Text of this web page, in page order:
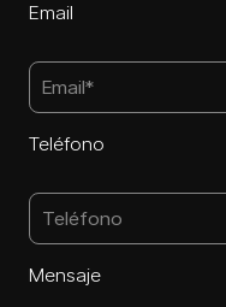
Email
Teléfono
Mensaje